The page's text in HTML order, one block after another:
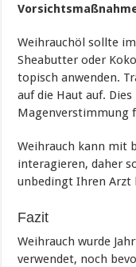
Weihrauchöl sollte
Sheabutter oder
topisch anwenden.
auf die Haut auf.
Magenverstimmung
Weihrauch kann mit
interagieren, daher
unbedingt Ihren Arzt
Fazit
Weihrauch wurde
verwendet, noch